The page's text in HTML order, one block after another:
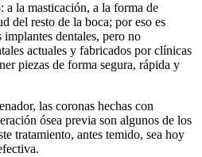
a la masticación, a la forma de
del resto de la boca; por eso es
dentales, pero no
actuales y fabricados por clínicas
piezas de forma segura, rápida y
las coronas hechas con
ósea previa son algunos de los
tratamiento, antes temido, sea hoy